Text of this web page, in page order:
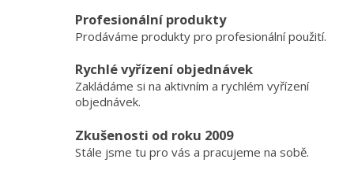
Určeno pro
bezpečnou
manipulaci s
nebezpečnými
látkami.
á
d
c
í
v
k
y
Profesionální produkty
Prodáváme produkty pro profesionální použití.
Rychlé vyřízení objednávek
Zakládáme si na aktivním a rychlém vyřízení
objednávek.
Zkušenosti od roku 2009
Stále jsme tu pro vás a pracujeme na sobě.